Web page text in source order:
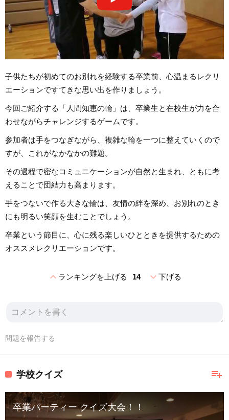
子供たちが初めてのお別れを経験する卒業前、心温まるレクリ
エーションですてきな思い出を作りましょう。
今回ご紹介する「人間知恵の輪」は、卒業生と在校生が力を合
わせながらチャレンジするゲームです。
参加者は手をつなぎながら、複雑な輪を一つに整えていくので
すが、これがなかなかの難題。
その過程で密なコミュニケーションが自然と生まれ、ともに考
えることで団結力も高まります。
手をつないで作る大きな輪は、友情の絆を深め、お別れのとき
にも明るい笑顔を生むことでしょう。
卒業という節目に、心に残る楽しいひとときを提供するための
オススメレクリエーションです。
expand_lessランキングを上げる 14 expand_more下げる
問題を報告する
playlist_add
学校クイズ
卒業パーティー クイズ大会！！